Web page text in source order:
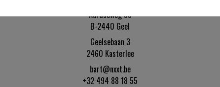
Aardseweg 88
B-2440 Geel
Geelsebaan 3
2460 Kasterlee
bart@nxxt.be
+32 494 88 18 55